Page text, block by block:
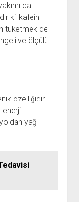
da
ki, kafein
tüketmek de
ve ölçülü
özelliğidir.
enerji
yağ